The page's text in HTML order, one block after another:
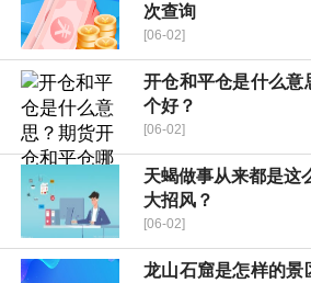
次查询
[06-02]
开仓和平仓是什么意
个好？
[06-02]
天蝎做事从来都是这
大招风？
[06-02]
龙山石窟是怎样的景